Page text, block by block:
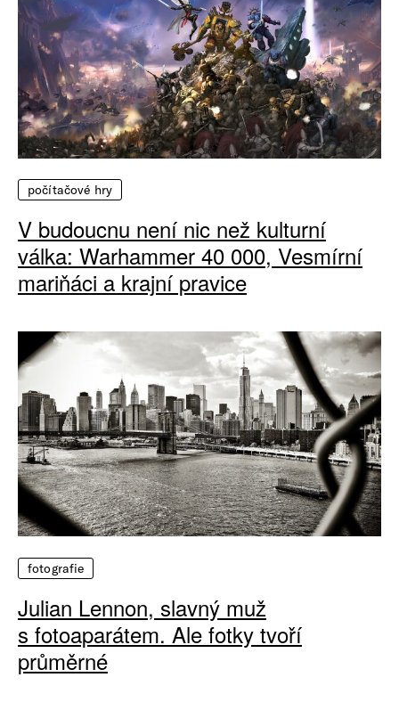
počítačové hry
V budoucnu není nic než kulturní
válka: Warhammer 40 000, Vesmírní
mariňáci a krajní pravice
fotografie
Julian Lennon, slavný muž
s fotoaparátem. Ale fotky tvoří
průměrné